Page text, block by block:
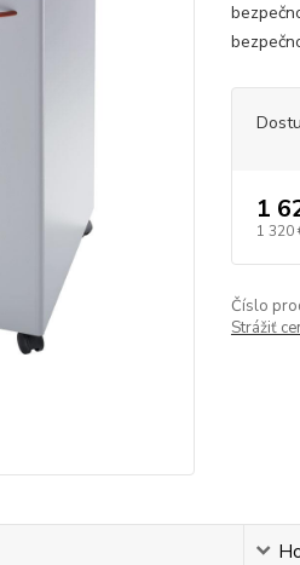
1
1 320
Číslo
Strážiť